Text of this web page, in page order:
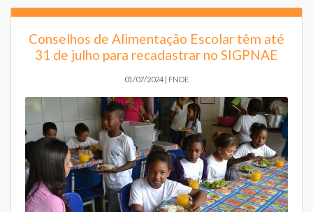
Conselhos de Alimentação Escolar têm até
31 de julho para recadastrar no SIGPNAE
01/07/2024 | FNDE